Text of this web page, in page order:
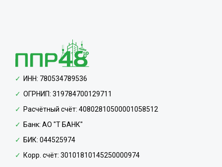
ИНН: 780534789536
ОГРНИП: 319784700129711
Расчётный счёт: 40802810500001058512
Банк: АО "Т БАНК"
БИК: 044525974
Корр. счёт: 30101810145250000974